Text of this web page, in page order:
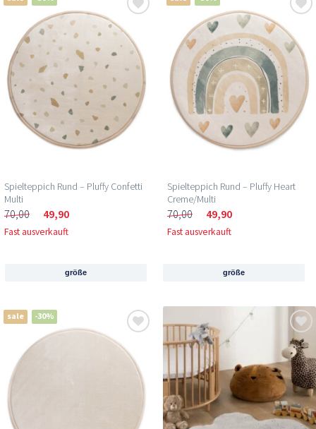
Spielteppich Rund – Pluffy Confetti
Multi
70,00 49,90
Fast ausverkauft
größe
Spielteppich Rund – Pluffy Heart
Creme/Multi
70,00 49,90
Fast ausverkauft
größe
sale -30%